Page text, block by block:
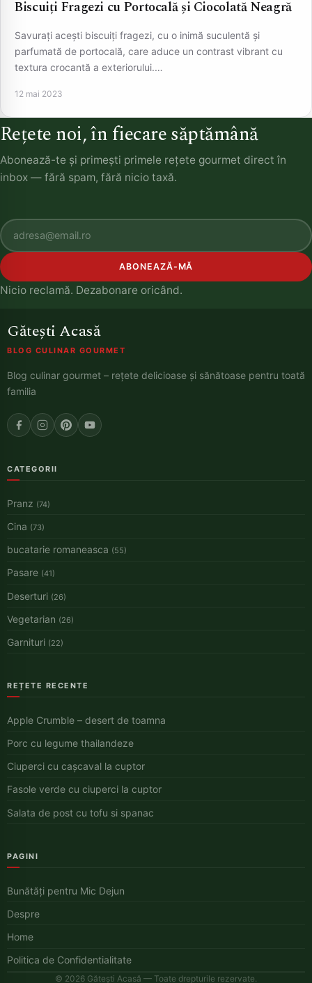
Biscuiți Fragezi cu Portocală și Ciocolată Neagră
Savurați acești biscuiți fragezi, cu o inimă suculentă și
parfumată de portocală, care aduce un contrast vibrant cu
textura crocantă a exteriorului.…
12 mai 2023
Rețete noi, în fiecare săptămână
Abonează-te și primești primele rețete gourmet direct în
inbox — fără spam, fără nicio taxă.
ABONEAZĂ-MĂ
Nicio reclamă. Dezabonare oricând.
Gătești Acasă
BLOG CULINAR GOURMET
Blog culinar gourmet – rețete delicioase și sănătoase pentru toată
familia
CATEGORII
Pranz (74)
Cina (73)
bucatarie romaneasca (55)
Pasare (41)
Deserturi (26)
Vegetarian (26)
Garnituri (22)
REȚETE RECENTE
Apple Crumble – desert de toamna
Porc cu legume thailandeze
Ciuperci cu cașcaval la cuptor
Fasole verde cu ciuperci la cuptor
Salata de post cu tofu si spanac
PAGINI
Bunătăți pentru Mic Dejun
Despre
Home
Politica de Confidentialitate
© 2026 Gătești Acasă — Toate drepturile rezervate.